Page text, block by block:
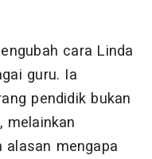
cara Linda
guru. Ia
pendidik bukan
melainkan
alasan mengapa